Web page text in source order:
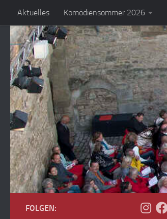
Zum Inhalt springen
Aktuelles Komödiensommer 2026
FOLGEN: